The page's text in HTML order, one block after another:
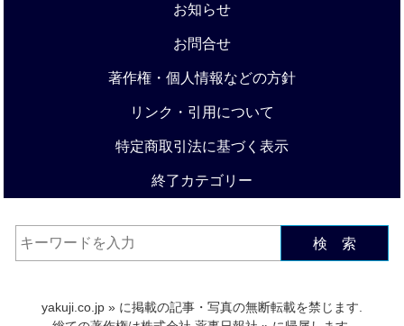
お知らせ
お問合せ
著作権・個人情報などの方針
リンク・引用について
特定商取引法に基づく表示
終了カテゴリー
検 索
yakuji.co.jp » に掲載の記事・写真の無断転載を禁じます.